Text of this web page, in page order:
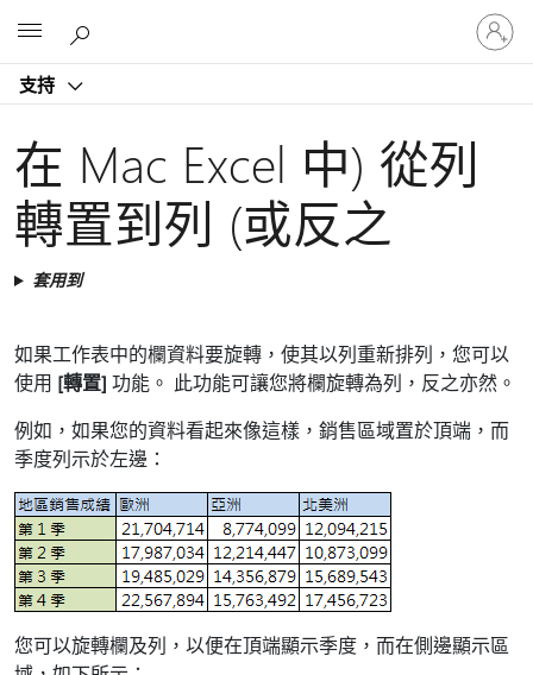
支持
登
入
您
戶
在 Mac Excel 中) 從列
轉置到列 (或反之
套用到
如果工作表中的欄資料要旋轉，使其以列重新排列，您可以
使用 [轉置] 功能。 此功能可讓您將欄旋轉為列，反之亦然。
例如，如果您的資料看起來像這樣，銷售區域置於頂端，而
季度列示於左邊：
您可以旋轉欄及列，以便在頂端顯示季度，而在側邊顯示區